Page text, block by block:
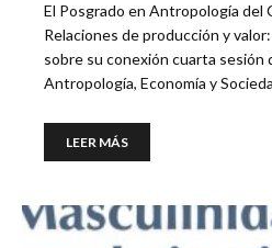
El Posgrado en Antropología del
Relaciones de producción y
sobre su conexión cuarta sesión
Antropología, Economía y
LEER MÁS